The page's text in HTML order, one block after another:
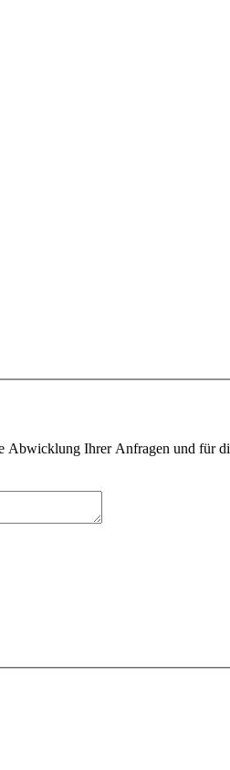
Ihrer Anfragen und für